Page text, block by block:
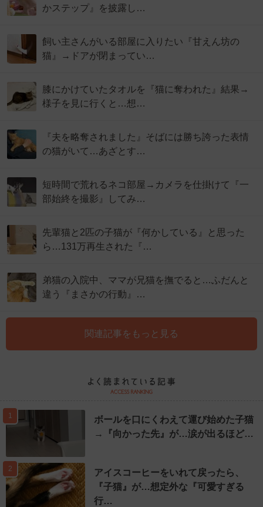
かステップ』を披露し…
飼い主さんがいる部屋に入りたい『甘えん坊の
猫』→ドアが閉まってい…
膝にかけていたタオルを『猫に奪われた』結果→
様子を見に行くと…想…
『夫を略奪されました』そばには勝ち誇った表情
の猫がいて…あざとす…
短時間で荒れるネコ部屋→カメラを仕掛けて『一
部始終を撮影』してみ…
先輩猫と2匹の子猫が『何かしている』と思った
ら…131万再生された『…
弟猫の入院中、ママが兄猫を撫でると…ふだんと
違う『まさかの行動』…
関連記事をもっと見る
1
ボールを口にくわえて運び始めた子猫
→『向かった先』が…涙が出るほど…
2
アイスコーヒーをいれて戻ったら、
『子猫』が…想定外な『可愛すぎる
行…